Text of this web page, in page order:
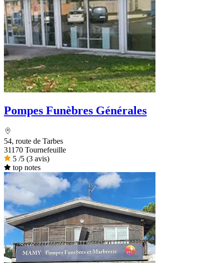
Pompes Funèbres Générales
54, route de Tarbes
31170 Tournefeuille
5 /5 (3 avis)
top notes